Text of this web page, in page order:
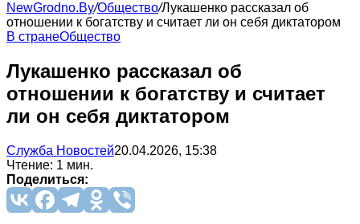
NewGrodno.By/Общество/Лукашенко рассказал об
отношении к богатству и считает ли он себя диктатором
В странеОбщество
Лукашенко рассказал об
отношении к богатству и считает
ли он себя диктатором
Служба Новостей20.04.2026, 15:38
Чтение: 1 мин.
Поделиться: